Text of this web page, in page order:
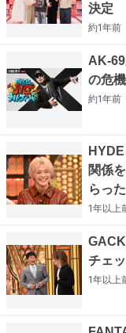
決定
約1年前
AK-
の危機
約1年前
関係
らっ
1年以上
チェ
1年以上